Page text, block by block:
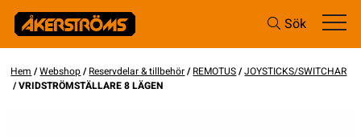
Sök
Hem /Webshop/Reservdelar & tillbehör/REMOTUS/JOYSTICKS/SWITCHAR
/ VRIDSTRÖMSTÄLLARE 8 LÄGEN